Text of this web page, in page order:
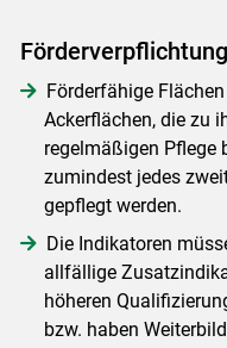
Förderfähige
Ackerflächen, die zu
regelmäßigen Pflege
zumindest jedes
gepflegt werden.
Die Indikatoren
allfällige
höheren
bzw. haben